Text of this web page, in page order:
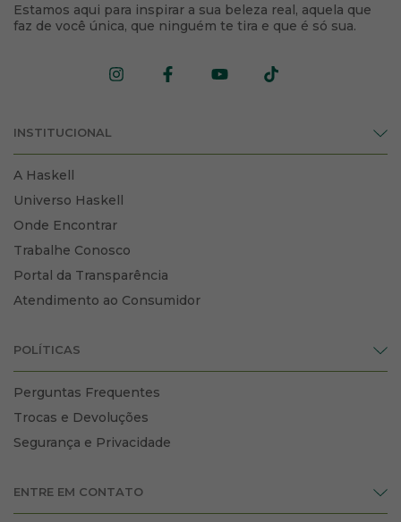
Estamos aqui para inspirar a sua beleza real, aquela que
faz de você única, que ninguém te tira e que é só sua.
INSTITUCIONAL
A Haskell
Universo Haskell
Onde Encontrar
Trabalhe Conosco
Portal da Transparência
Atendimento ao Consumidor
POLÍTICAS
Perguntas Frequentes
Trocas e Devoluções
Segurança e Privacidade
ENTRE EM CONTATO